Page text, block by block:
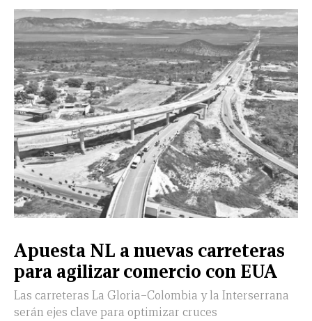
Apuesta NL a nuevas carreteras
para agilizar comercio con EUA
Las carreteras La Gloria–Colombia y la Interserrana
serán ejes clave para optimizar cruces